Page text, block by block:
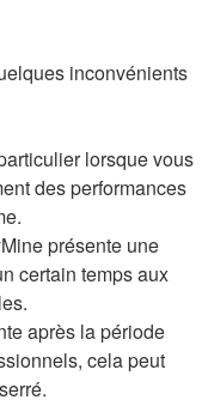
inconvénients
lorsque vous
des performances
présente une
certain temps aux
après la période
cela peut